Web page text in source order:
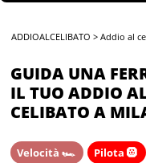
ADDIOALCELIBATO >Addio al
GUIDA UNA
IL TUO ADDIO
CELIBATO A
Velocità 🏎️ Pilota 🛞